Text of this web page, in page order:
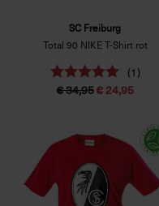
SC Freiburg
Total 90 NIKE T-Shirt rot
(1)
€ 34,95€ 24,95